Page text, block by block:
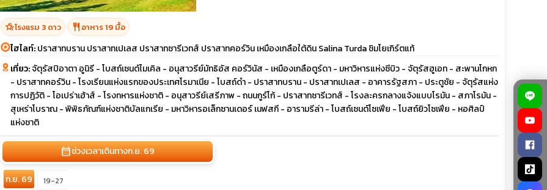
hotel_classโรงแรม 3 ดาว restaurant อาหาร 19 มื้อ
ไฮไลท์:ปราสาทบราน ปราสาทเปเลส ปราสาทซารีเวทส์ ปราสาทคอร์วิน เหมืองเกลือใต้ดิน Salina Turda ชิมโยเกิร์ตแท้
เที่ยว:จัตุรัสปิอาตา อูนิรี - โบสถ์เซนต์ไมเคิล - อนุสาวรีย์มัทธิอัส คอร์วินัส - เหมืองเกลือตูร์ดา - มหาวิหารแห่งซีบิว - จัตุรัสฮูเอท - สะพานโกหก
- ปราสาทคอร์วิน - โรงเรียนแห่งแรกของประเทศโรมาเนีย - โบสถ์ดำ - ปราสาทบราน - ปราสาทเปเลส - อาคารรัฐสภา - ประตูชัย - จัตุรัสแห่ง
การปฏิวัติ - โอเปร่าเฮ้าส์ - โรงทหารแห่งชาติ - อนุสาวรีย์เสรีภาพ - ถนนกูร์โก้ - ปราสาทซารีเวทส์ - โรงละครกลางแจ้งแบบโรมัน - สภาโรมัน -
สุเหร่าโบราณ - พิพิธภัณฑ์แห่งชาติบัลแกเรีย - มหาวิหารอเล็กซานเดอร์ เนฟสกี - อารามรีล่า - โบสถ์เซนต์โซเฟีย - โบสถ์ยิวโซเฟีย - หอศิลป์
แห่งชาติ
calendar_monthช่วงเวลาเดินทางก.ย. 69
ก.ย. 69 19-27